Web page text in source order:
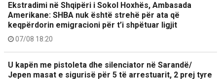
Ekstradimi në Shqipëri i Sokol Hoxhës, Ambasada
Amerikane: SHBA nuk është strehë për ata që
keqpërdorin emigracioni për t’i shpëtuar ligjit
07/08 18:20
U kapën me pistoleta dhe silenciator në Sarandë/
Jepen masat e sigurisë për 5 të arrestuarit, 2 prej tyre